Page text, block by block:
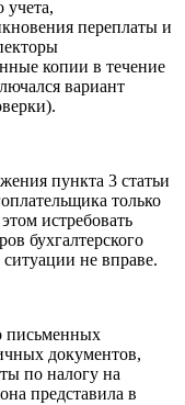
учета,
переплаты и
копии в течение
вариант
пункта 3 статьи
только
истребовать
бухгалтерского
не вправе.
письменных
документов,
по налогу на
представила в